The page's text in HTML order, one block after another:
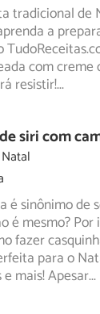
tradicional de
a
com
resistir!...
siri com
é sinônimo de
é mesmo?
fazer
para o
mais! Apesar...